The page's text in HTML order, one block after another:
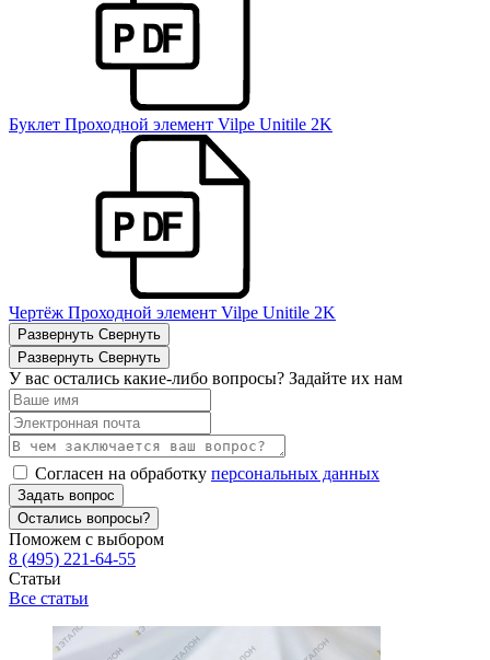
Буклет Проходной элемент Vilpe Unitile 2K
Чертёж Проходной элемент Vilpe Unitile 2K
Развернуть Свернуть
Развернуть Свернуть
У вас остались какие-либо вопросы? Задайте их нам
Согласен на обработку персональных данных
Задать вопрос
Остались вопросы?
Поможем с выбором
8 (495) 221-64-55
Статьи
Все статьи